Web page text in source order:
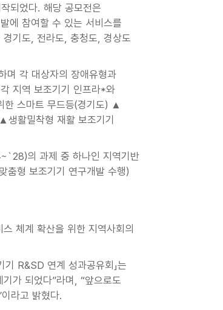
되었다. 해당 공모전은
에 참여할 수 있는 서비스를
기도, 전라도, 충청도, 경상도
며 각 대상자의 장애유형과
지역 보조기기 인프라*와
스마트 무드등(경기도) ▲
활밀착형 재활 보조기기
의 과제 중 하나인 지역기반
춤형 보조기기 연구개발 수행)
체계 확산을 위한 지역사회의
R&SD 연계 성과공유회」는
가 되었다”라며, “앞으로도
라고 밝혔다.